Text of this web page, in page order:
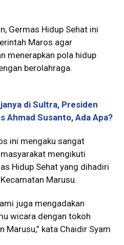
Germas Hidup Sehat ini
Maros agar
menerapkan pola hidup
berolahraga.
di Sultra, Presiden
Ahmad Susanto, Ada Apa?
ini mengaku sangat
mengikuti
Hidup Sehat yang dihadiri
Marusu.
juga mengadakan
wicara dengan tokoh
Marusu,” kata Chaidir Syam